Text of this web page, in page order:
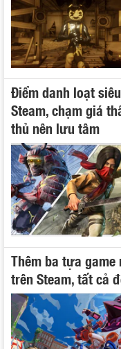
Điểm danh loạt
Steam, chạm giá
thủ nên lưu tâm
Thêm ba tựa
trên Steam, tất cả